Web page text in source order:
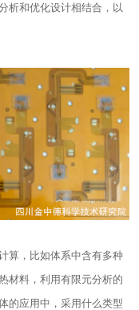
析和优化设计相结合，以
算，比如体系中含有多种
材料，利用有限元分析的
的应用中，采用什么类型